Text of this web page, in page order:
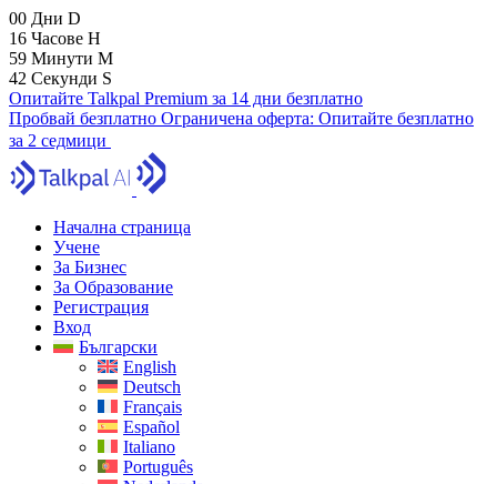
00 Дни D
16 Часове H
59 Минути M
40 Секунди S
Опитайте Talkpal Premium за 14 дни безплатно
Пробвай безплатно Ограничена оферта: Опитайте безплатно
за 2 седмици
Начална страница
Учене
За Бизнес
За Образование
Регистрация
Вход
Български
English
Deutsch
Français
Español
Italiano
Português